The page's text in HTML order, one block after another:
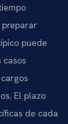
puede
casos
El plazo
de cada